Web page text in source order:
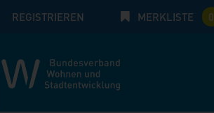
E-Mail Passwort:
REGISTRIEREN MERKLISTE 0